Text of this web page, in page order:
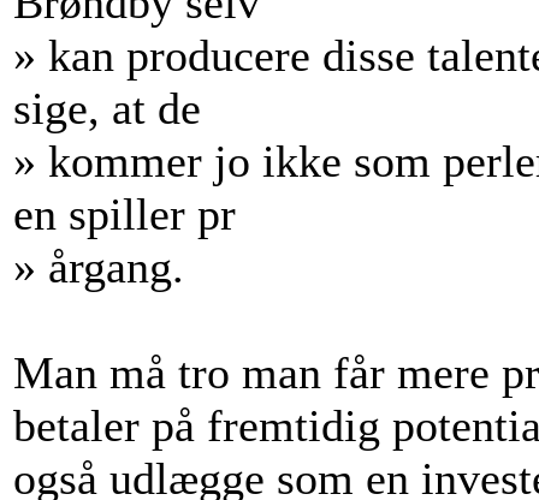
» kan producere disse
sige, at de
» kommer jo ikke som
en spiller pr
» årgang.
Man må tro man får mere
betaler på fremtidig
også udlægge som en